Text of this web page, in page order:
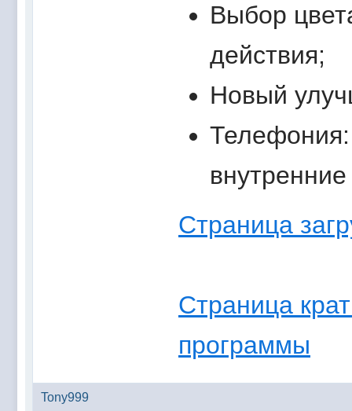
Выбор
действия;
Новый
Страница
Страница
программы
Tony999